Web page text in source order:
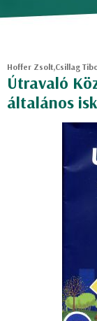
Hoffer Zsolt,Csillag
Útravaló
általános